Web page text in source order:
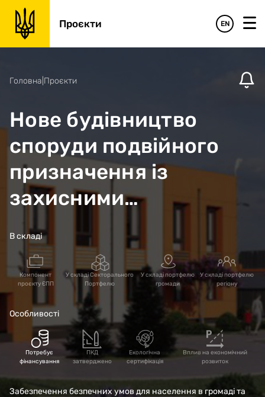
Проєкти EN
Головна Проєкти
Нове будівництво
споруди подвійного
призначення із
захисними
властивостями ПРУ -
центру безпеки
громадян по вул.
Незалежності в с.
Шубків Рівненського
району Рівненської
області
В складі
Компонент
проєкту ЄПП
У складі Секторального
Портфелю
У складі портфелю
громади
У складі портфелю
регіону
Особливості
Потребує
фінансування
ПКД
затверджено
Екологічна
сертифікація
Вплив на економічний
розвиток
Забезпечення безпечних умов для населення в громаді та